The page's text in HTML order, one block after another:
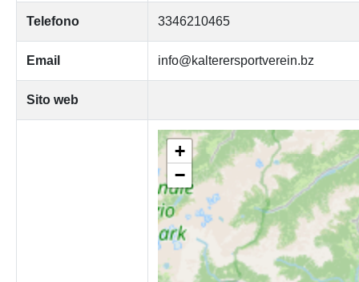
Telefono 3346210465
Email info@kalterersportverein.bz
Sito web
+
−